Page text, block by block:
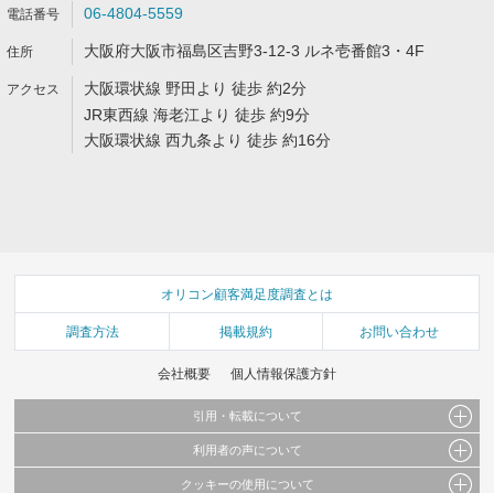
06-4804-5559
大阪府大阪市福島区吉野3-12-3 ルネ壱番館3・4F
大阪環状線 野田より 徒歩 約2分
JR東西線 海老江より 徒歩 約9分
大阪環状線 西九条より 徒歩 約16分
オリコン顧客満足度調査とは
調査方法 掲載規約 お問い合わせ
会社概要 個人情報保護方針
引用・転載について
当サイトで公開されている情報（文字、写真、イラスト、画像データ等）及びこれらの配
利用者の声について
当サイトに掲載している内容はすべてサービスの利用者が提出された見解・感想です。
クッキーの使用について